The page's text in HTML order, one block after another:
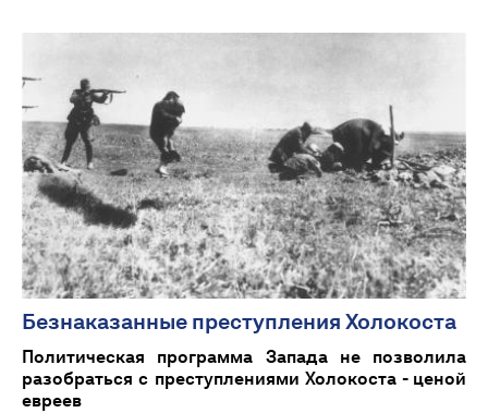
Безнаказанные преступления Холокоста
Политическая программа Запада не позволила
разобраться с преступлениями Холокоста - ценой
евреев